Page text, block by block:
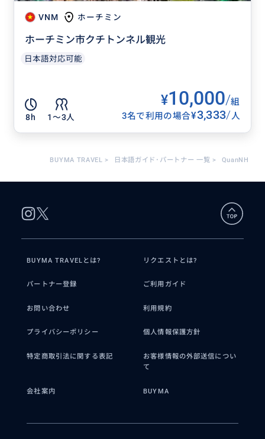
VNM ホーチミン
ホーチミン市クチトンネル観光
日本語対応可能
8h 1〜3人
¥10,000/組
3名で利用の場合¥3,333/人
BUYMA TRAVEL > 日本語ガイド･パートナー 一覧 > QuanNH
BUYMA TRAVELとは? リクエストとは?
パートナー登録 ご利用ガイド
お問い合わせ 利用規約
プライバシーポリシー 個人情報保護方針
特定商取引法に関する表記
お客様情報の外部送信につい
て
会社案内 BUYMA